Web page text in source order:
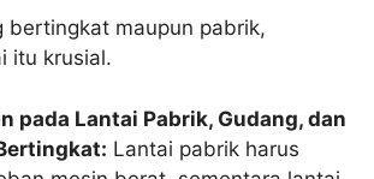
bertingkat maupun pabrik,
itu krusial.
pada Lantai Pabrik, Gudang, dan
Lantai pabrik harus